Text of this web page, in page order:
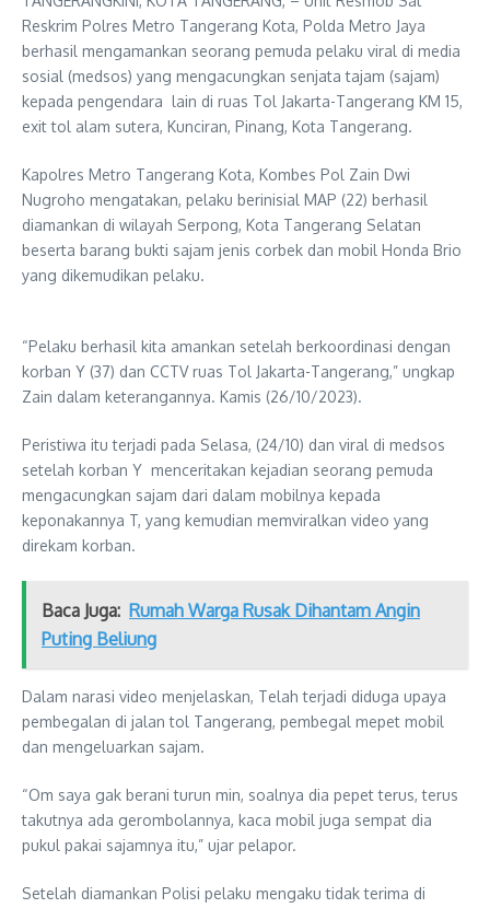
Reskrim Polres Metro Tangerang Kota, Polda Metro Jaya
berhasil mengamankan seorang pemuda pelaku viral di media
sosial (medsos) yang mengacungkan senjata tajam (sajam)
kepada pengendara lain di ruas Tol Jakarta-Tangerang KM 15,
exit tol alam sutera, Kunciran, Pinang, Kota Tangerang.
Kapolres Metro Tangerang Kota, Kombes Pol Zain Dwi
Nugroho mengatakan, pelaku berinisial MAP (22) berhasil
diamankan di wilayah Serpong, Kota Tangerang Selatan
beserta barang bukti sajam jenis corbek dan mobil Honda Brio
yang dikemudikan pelaku.
“Pelaku berhasil kita amankan setelah berkoordinasi dengan
korban Y (37) dan CCTV ruas Tol Jakarta-Tangerang,” ungkap
Zain dalam keterangannya. Kamis (26/10/2023).
Peristiwa itu terjadi pada Selasa, (24/10) dan viral di medsos
setelah korban Y menceritakan kejadian seorang pemuda
mengacungkan sajam dari dalam mobilnya kepada
keponakannya T, yang kemudian memviralkan video yang
direkam korban.
Baca Juga: Rumah Warga Rusak Dihantam Angin
Puting Beliung
Dalam narasi video menjelaskan, Telah terjadi diduga upaya
pembegalan di jalan tol Tangerang, pembegal mepet mobil
dan mengeluarkan sajam.
“Om saya gak berani turun min, soalnya dia pepet terus, terus
takutnya ada gerombolannya, kaca mobil juga sempat dia
pukul pakai sajamnya itu,” ujar pelapor.
Setelah diamankan Polisi pelaku mengaku tidak terima di